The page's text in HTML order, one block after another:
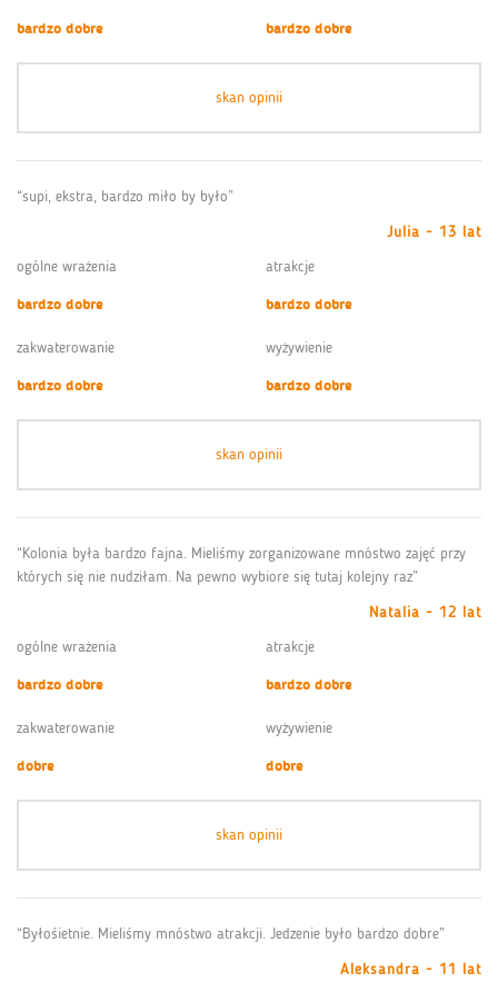
bardzo dobre
bardzo dobre
skan opinii
“supi, ekstra, bardzo miło by było”
Julia - 13 lat
ogólne wrażenia
bardzo dobre
atrakcje
bardzo dobre
zakwaterowanie
bardzo dobre
wyżywienie
bardzo dobre
skan opinii
“Kolonia była bardzo fajna. Mieliśmy zorganizowane mnóstwo zajęć przy
których się nie nudziłam. Na pewno wybiore się tutaj kolejny raz”
Natalia - 12 lat
ogólne wrażenia
bardzo dobre
atrakcje
bardzo dobre
zakwaterowanie
dobre
wyżywienie
dobre
skan opinii
“Byłośietnie. Mieliśmy mnóstwo atrakcji. Jedzenie było bardzo dobre”
Aleksandra - 11 lat